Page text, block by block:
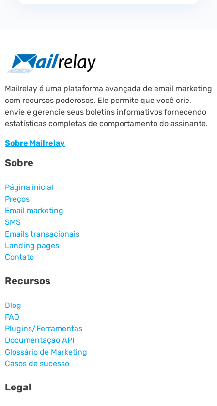
Mailrelay é uma plataforma avançada de email marketing
com recursos poderosos. Ele permite que você crie,
envie e gerencie seus boletins informativos fornecendo
estatísticas completas de comportamento do assinante.
Sobre Mailrelay
Sobre
Página inicial
Preços
Email marketing
SMS
Emails transacionais
Landing pages
Contato
Recursos
Blog
FAQ
Plugins/Ferramentas
Documentação API
Glossário de Marketing
Casos de sucesso
Legal